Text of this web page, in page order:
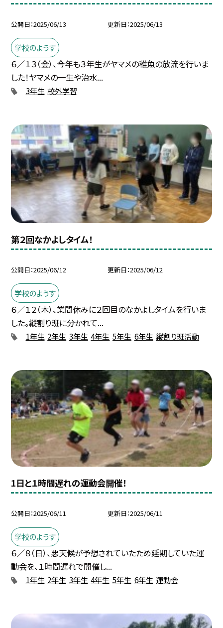
公開日 2025/06/13 更新日 2025/06/13
学校のようす
６／１３（金）、今年も３年生がヤマメの稚魚の放流を行いま
した！ヤマメの一生や治水...
3年生 校外学習
第２回なかよしタイム！
公開日 2025/06/12 更新日 2025/06/12
学校のようす
６／１２（木）、業間休みに２回目のなかよしタイムを行いま
した。縦割り班に分かれて...
1年生 2年生 3年生 4年生 5年生 6年生 縦割り班活動
1日と１時間遅れの運動会開催！
公開日 2025/06/11 更新日 2025/06/11
学校のようす
６／８（日）、悪天候が予想されていたため延期していた運
動会を、１時間遅れで開催し...
1年生 2年生 3年生 4年生 5年生 6年生 運動会